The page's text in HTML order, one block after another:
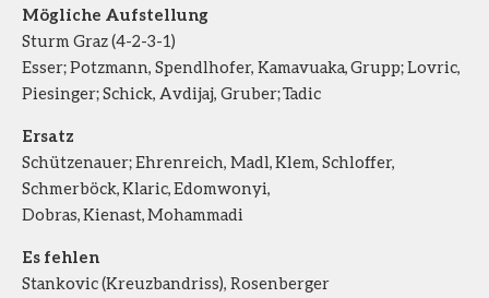
Mögliche Aufstellung
Sturm Graz (4-2-3-1)
Esser; Potzmann, Spendlhofer, Kamavuaka, Grupp; Lovric,
Piesinger; Schick, Avdijaj, Gruber; Tadic
Ersatz
Schützenauer; Ehrenreich, Madl, Klem, Schloffer,
Schmerböck, Klaric, Edomwonyi,
Dobras, Kienast, Mohammadi
Es fehlen
Stankovic (Kreuzbandriss), Rosenberger